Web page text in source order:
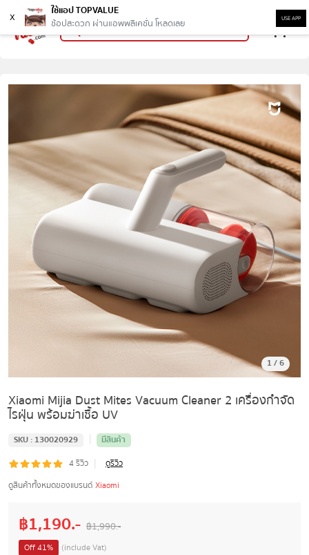
x
ใช้แอป TOPVALUE
ช้อปสะดวก ผ่านแอพพลิเคชั่น โหลดเลย
USE APP
1 /6
Xiaomi Mijia Dust Mites Vacuum Cleaner 2 เครื่องกำจัด
ไรฝุ่น พร้อมฆ่าเชื้อ UV
SKU : 130020929 |
มีสินค้า
4รีวิว |
ดูรีวิว
ดูสินค้าทั้งหมดของแบรนด์ Xiaomi
฿1,190.- ฿1,990.-
Off41% (include Vat)